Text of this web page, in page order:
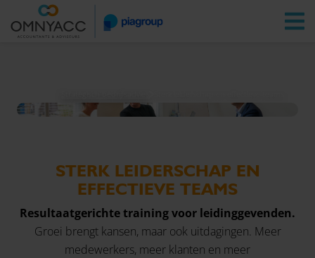
Vestigingen Zoeken
STERK LEIDERSCHAP EN
EFFECTIEVE TEAMS
Resultaatgerichte training voor leidinggevenden.
Groei brengt kansen, maar ook uitdagingen. Meer
medewerkers, meer klanten en meer